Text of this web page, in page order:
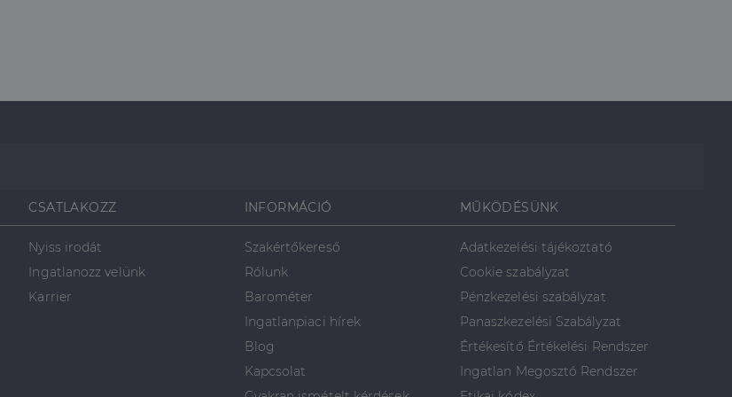
CSATLAKOZZ
Nyiss irodát
Ingatlanozz velünk
Karrier
INFORMÁCIÓ
Szakértőkereső
Rólunk
Barométer
Ingatlanpiaci hírek
Blog
Kapcsolat
MŰKÖDÉSÜNK
Adatkezelési tájékoztató
Cookie szabályzat
Pénzkezelési szabályzat
Panaszkezelési Szabályzat
Értékesítő Értékelési Rendszer
Ingatlan Megosztó Rendszer